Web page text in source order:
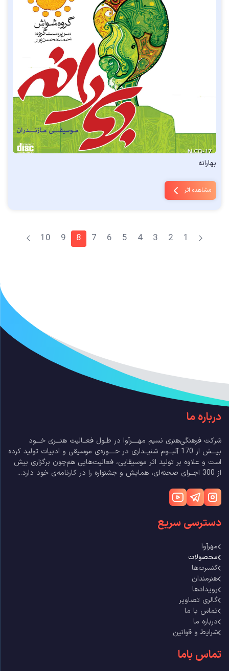
بهارانه
مشاهده اثر
1
2
3
4
5
6
7
8
9
10
درباره ما
شرکت فرهنگی‌هنری نسیم مهــــرآوا در طـول فعــالیت هنـــری خـــود
بیـــش از 170 آلبـــوم شنیــداری در حــــوزه‌ی موسیقی و ادبیات تولید کرده
است و علاوه بر تولید اثر موسیقایی، فعالیت‌هایی هم‌چون برگزاری بیش
از 300 اجــرای صحنه‌ای، همایش و جشنواره را در کارنامه‌ی خود دارد...
دسترسی سریع
مهرآوا
محصولات
کنسرت‌ها
هنرمندان
رویدادها
گالری تصاویر
تماس با ما
درباره ما
شرایط و قوانین
تماس باما